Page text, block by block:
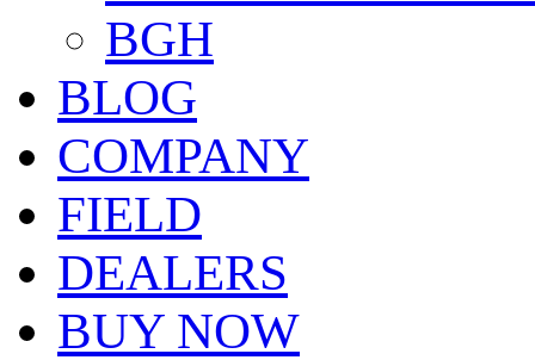
BGH
BLOG
COMPANY
FIELD
DEALERS
BUY NOW